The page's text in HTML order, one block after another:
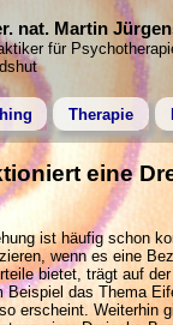
nat. Martin
für
Therapie
eine
ist häufig schon
wenn es eine
bietet, trägt auf
das Thema
erscheint. Weiterhin